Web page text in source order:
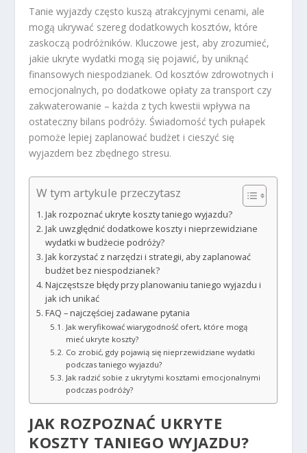
Tanie wyjazdy często kuszą atrakcyjnymi cenami, ale
mogą ukrywać szereg dodatkowych kosztów, które
zaskoczą podróżników. Kluczowe jest, aby zrozumieć,
jakie ukryte wydatki mogą się pojawić, by uniknąć
finansowych niespodzianek. Od kosztów zdrowotnych i
emocjonalnych, po dodatkowe opłaty za transport czy
zakwaterowanie – każda z tych kwestii wpływa na
ostateczny bilans podróży. Świadomość tych pułapek
pomoże lepiej zaplanować budżet i cieszyć się
wyjazdem bez zbędnego stresu.
W tym artykule przeczytasz
Jak rozpoznać ukryte koszty taniego wyjazdu?
Jak uwzględnić dodatkowe koszty i nieprzewidziane
wydatki w budżecie podróży?
Jak korzystać z narzędzi i strategii, aby zaplanować
budżet bez niespodzianek?
Najczęstsze błędy przy planowaniu taniego wyjazdu i
jak ich unikać
FAQ – najczęściej zadawane pytania
Jak weryfikować wiarygodność ofert, które mogą
mieć ukryte koszty?
Co zrobić, gdy pojawią się nieprzewidziane wydatki
podczas taniego wyjazdu?
Jak radzić sobie z ukrytymi kosztami emocjonalnymi
podczas podróży?
JAK ROZPOZNAĆ UKRYTE
KOSZTY TANIEGO WYJAZDU?